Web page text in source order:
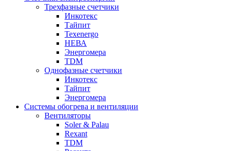
Трехфазные счетчики
Инкотекс
Тайпит
Texenergo
НЕВА
Энергомера
TDM
Однофазные счетчики
Инкотекс
Тайпит
Энергомера
Системы обогрева и вентиляции
Вентиляторы
Soler & Palau
Rexant
TDM